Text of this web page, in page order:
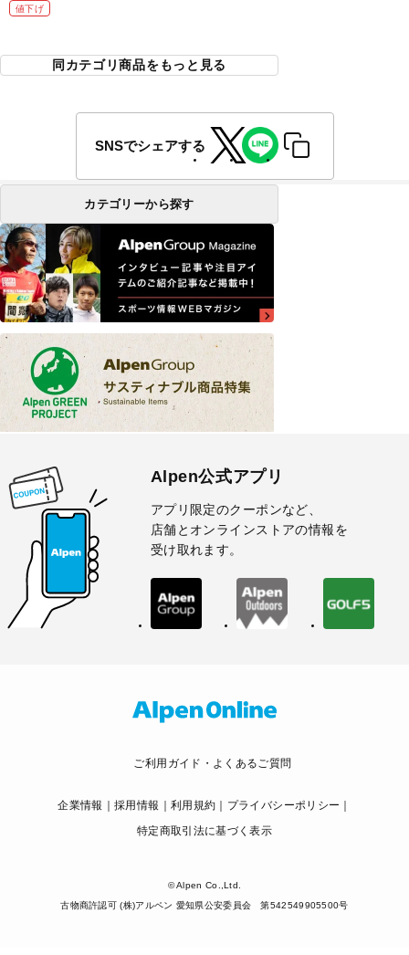
値下げ
同カテゴリ商品をもっと見る
SNSでシェアする
カテゴリーから探す
Alpen公式アプリ
アプリ限定のクーポンなど、
店舗とオンラインストアの情報を
受け取れます。
ご利用ガイド・よくあるご質問
企業情報 採用情報 利用規約
プライバシーポリシー
特定商取引法に基づく表示
© Alpen Co.,Ltd.
古物商許認可 (株)アルペン 愛知県公安委員会 第542549905500号